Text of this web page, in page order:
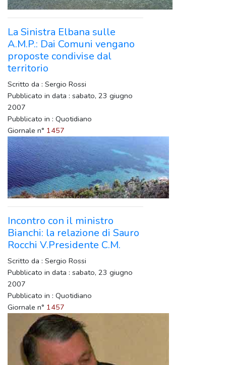
La Sinistra Elbana sulle
A.M.P.: Dai Comuni vengano
proposte condivise dal
territorio
Scritto da : Sergio Rossi
Pubblicato in data : sabato, 23 giugno
2007
Pubblicato in : Quotidiano
Giornale n° 1457
Incontro con il ministro
Bianchi: la relazione di Sauro
Rocchi V.Presidente C.M.
Scritto da : Sergio Rossi
Pubblicato in data : sabato, 23 giugno
2007
Pubblicato in : Quotidiano
Giornale n° 1457